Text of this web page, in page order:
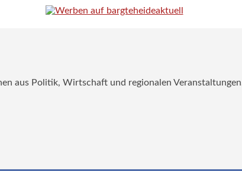
aus Politik, Wirtschaft und regionalen